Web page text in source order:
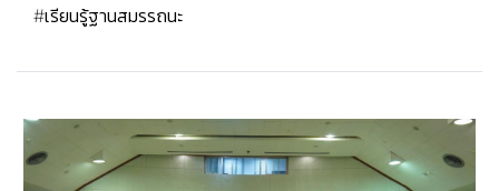
#เรียนรู้ฐานสมรรถนะ